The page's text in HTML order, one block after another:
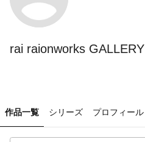
rai raionworks GALLERY
作品一覧 シリーズ プロフィール